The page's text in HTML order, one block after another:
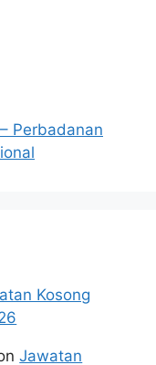
Perbadanan
Kosong
Jawatan